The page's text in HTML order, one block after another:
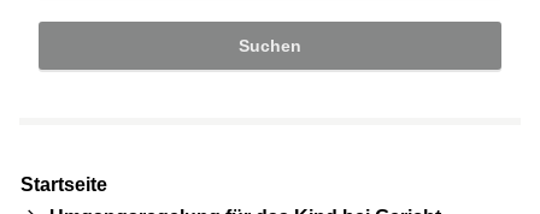
Suchen
Startseite